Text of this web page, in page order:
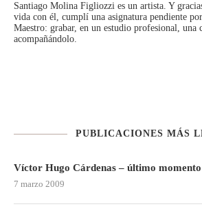
Santiago Molina Figliozzi es un artista. Y
vida con él, cumplí una asignatura pendiente
Maestro: grabar, en un estudio profesional, una
acompañándolo.
PUBLICACIONES MÁS
Víctor Hugo Cárdenas – último momento
7 marzo 2009